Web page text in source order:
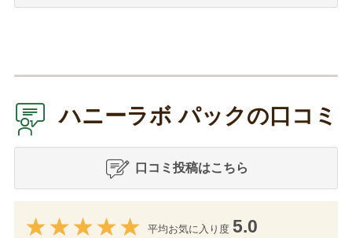
ハニーラボ パックの口コミ
口コミ投稿はこちら
平均お気に入り度 5.0